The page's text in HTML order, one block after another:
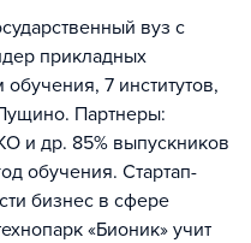
вуз с
прикладных
7 институтов,
Партнеры:
и др. 85% выпускников
обучения. Стартап-
бизнес в сфере
«Бионик» учит